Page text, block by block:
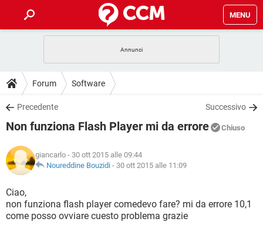
MENU
INTRATTENIMENTO
iOS
INSTAGRAM WHATSAPP
TIKTOK
HARDWARE
GUIDE
COVID-19
INSTAGRAM WHATSAPP
TIKTOK
HARDWARE
DOWNLOAD
COVID-19 GAMING
INTRATTENIMENTO
iOS WINDOWS 10
INSTAGRAM
TIKTOK FACEBOOK
COVID-19 GAMING
INTRATTENIMENTO
iOS
INSTAGRAM WHATSAPP
GLOSSARIO
COVID-19
INTRATTENIMENTO ANDROID
Forum Software
Precedente Successivo
Non funziona Flash Player mi da errore Chiuso
giancarlo - 30 ott 2015 alle 09:44
Noureddine Bouzidi - 30 ott 2015 alle 11:09
Ciao,
non funziona flash player comedevo fare? mi da errore 10,1
come posso ovviare cuesto problema grazie